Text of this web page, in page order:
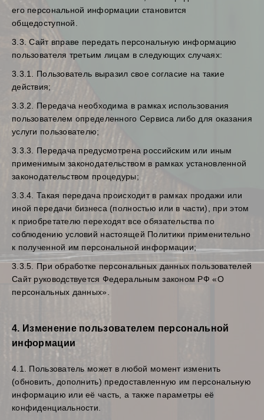
его персональной информации становится
общедоступной.
3.3. Сайт вправе передать персональную информацию
пользователя третьим лицам в следующих случаях:
3.3.1. Пользователь выразил свое согласие на такие
действия;
3.3.2. Передача необходима в рамках использования
пользователем определенного Сервиса либо для оказания
услуги пользователю;
3.3.3. Передача предусмотрена российским или иным
применимым законодательством в рамках установленной
законодательством процедуры;
3.3.4. Такая передача происходит в рамках продажи или
иной передачи бизнеса (полностью или в части), при этом
к приобретателю переходят все обязательства по
соблюдению условий настоящей Политики применительно
к полученной им персональной информации;
3.3.5. При обработке персональных данных пользователей
Сайт руководствуется Федеральным законом РФ «О
персональных данных».
4. Изменение пользователем персональной
информации
4.1. Пользователь может в любой момент изменить
(обновить, дополнить) предоставленную им персональную
информацию или её часть, а также параметры её
конфиденциальности.